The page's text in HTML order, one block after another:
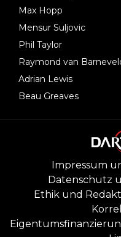
Max Hopp
Mensur Suljovic
Phil Taylor
Raymond van
Adrian Lewis
Beau Greaves
Impressum
Datenschutz
Ethik und